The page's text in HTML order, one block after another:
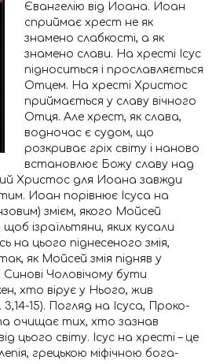
Євангелію від Иоана. Иоан
сприймає хрест не як
знамено слабкості, а як
знамено слави. На хресті Ісус
підноситься і прославляється
Отцем. На хресті Христос
приймається у славу вічного
Отця. Але хрест, як слава,
водночас є судом, що
розкриває гріх світу і наново
встановлює Божу славу над
Христос для Иоана завжди
Иоан порівнює Ісуса на
змієм, якого Мойсей
ізраїльтяни, яких кусали
на цього піднесеного змія,
як Мойсей змія підняв у
Чоловічому бути
хто вірує у Нього, жив
15). Погляд на Ісуса, Проко-
очищає тих, хто зазнав
цього світу. Ісус на хресті – це
грецькою міфічною бога-